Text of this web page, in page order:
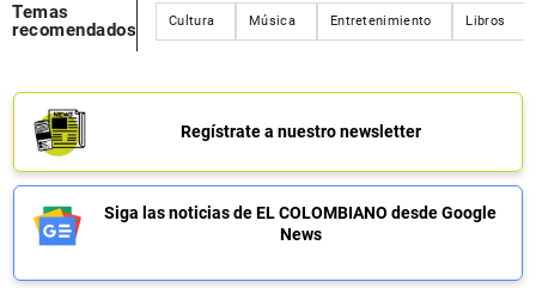
Temas
recomendados
Cultura Música Entretenimiento Libros
Regístrate a nuestro newsletter
Siga las noticias de EL COLOMBIANO desde Google
News